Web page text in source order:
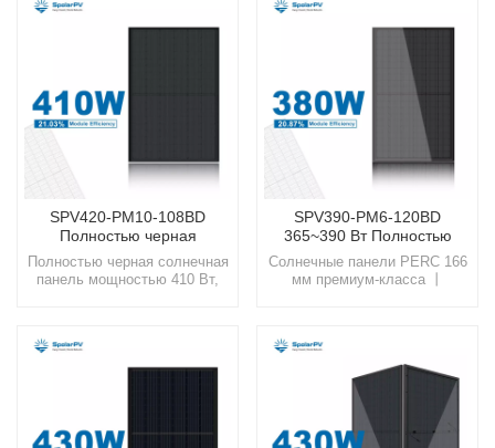
инновации сочетаются с
устойчивостью для более
технологий с SpolarPV, где
инновации сочетаются с
устойчивостью для более
светлого и зеленого
SPV420-PM10-108BD
Полностью черная
солнечная панель 400~420
Вт
Полностью черная солнечная
панель мощностью 410 Вт,
для своих солнечных
решений, где мы сочетаем
экологичному будущему.
SPV390-PM6-120BD
365~390 Вт Полностью
черная солнечная панель
Солнечные панели PERC 166
мм премиум-класса 丨
и природа объединяются,
предлагая вам
высококачественные
солнечные решения,
разработанные для
современного мира.